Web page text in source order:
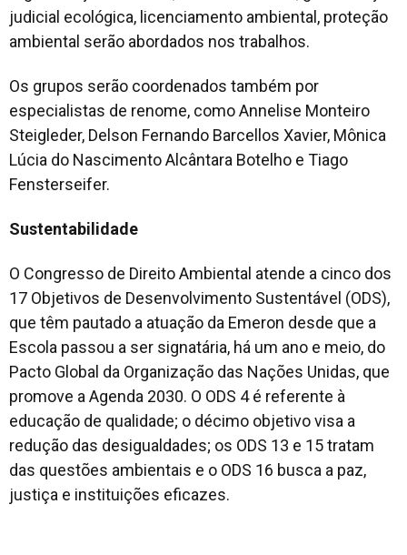
judicial ecológica, licenciamento ambiental, proteção
ambiental serão abordados nos trabalhos.
Os grupos serão coordenados também por
especialistas de renome, como Annelise Monteiro
Steigleder, Delson Fernando Barcellos Xavier, Mônica
Lúcia do Nascimento Alcântara Botelho e Tiago
Fensterseifer.
Sustentabilidade
O Congresso de Direito Ambiental atende a cinco dos
17 Objetivos de Desenvolvimento Sustentável (ODS),
que têm pautado a atuação da Emeron desde que a
Escola passou a ser signatária, há um ano e meio, do
Pacto Global da Organização das Nações Unidas, que
promove a Agenda 2030. O ODS 4 é referente à
educação de qualidade; o décimo objetivo visa a
redução das desigualdades; os ODS 13 e 15 tratam
das questões ambientais e o ODS 16 busca a paz,
justiça e instituições eficazes.